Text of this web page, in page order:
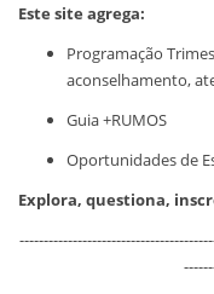
Este site agrega:
Programação
aconselhamento,
Guia +RUMOS
Oportunidades de
Explora, questiona,